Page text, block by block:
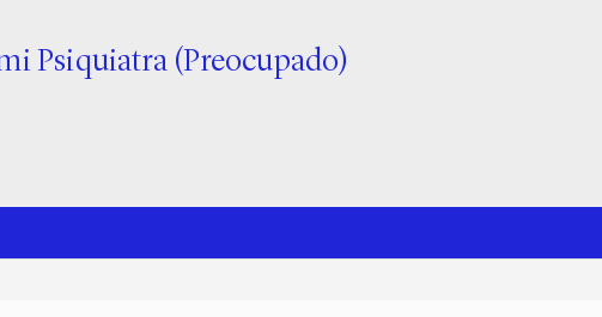
Psiquiatra (Preocupado)